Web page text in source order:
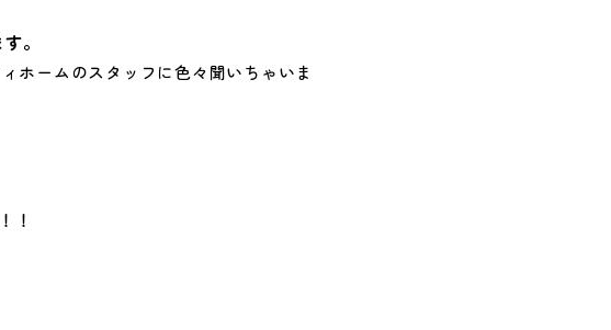
。
ホームのスタッフに色々聞いちゃいま
！